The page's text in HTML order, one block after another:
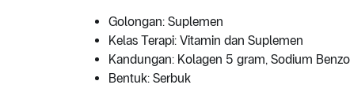
Golongan: Suplemen
Kelas Terapi: Vitamin dan Suplemen
Kandungan: Kolagen 5 gram, Sodium
Bentuk: Serbuk